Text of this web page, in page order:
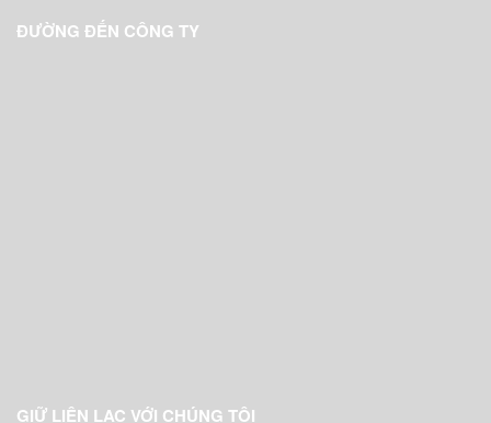
ĐƯỜNG ĐẾN CÔNG TY
GIỮ LIÊN LẠC VỚI CHÚNG TÔI